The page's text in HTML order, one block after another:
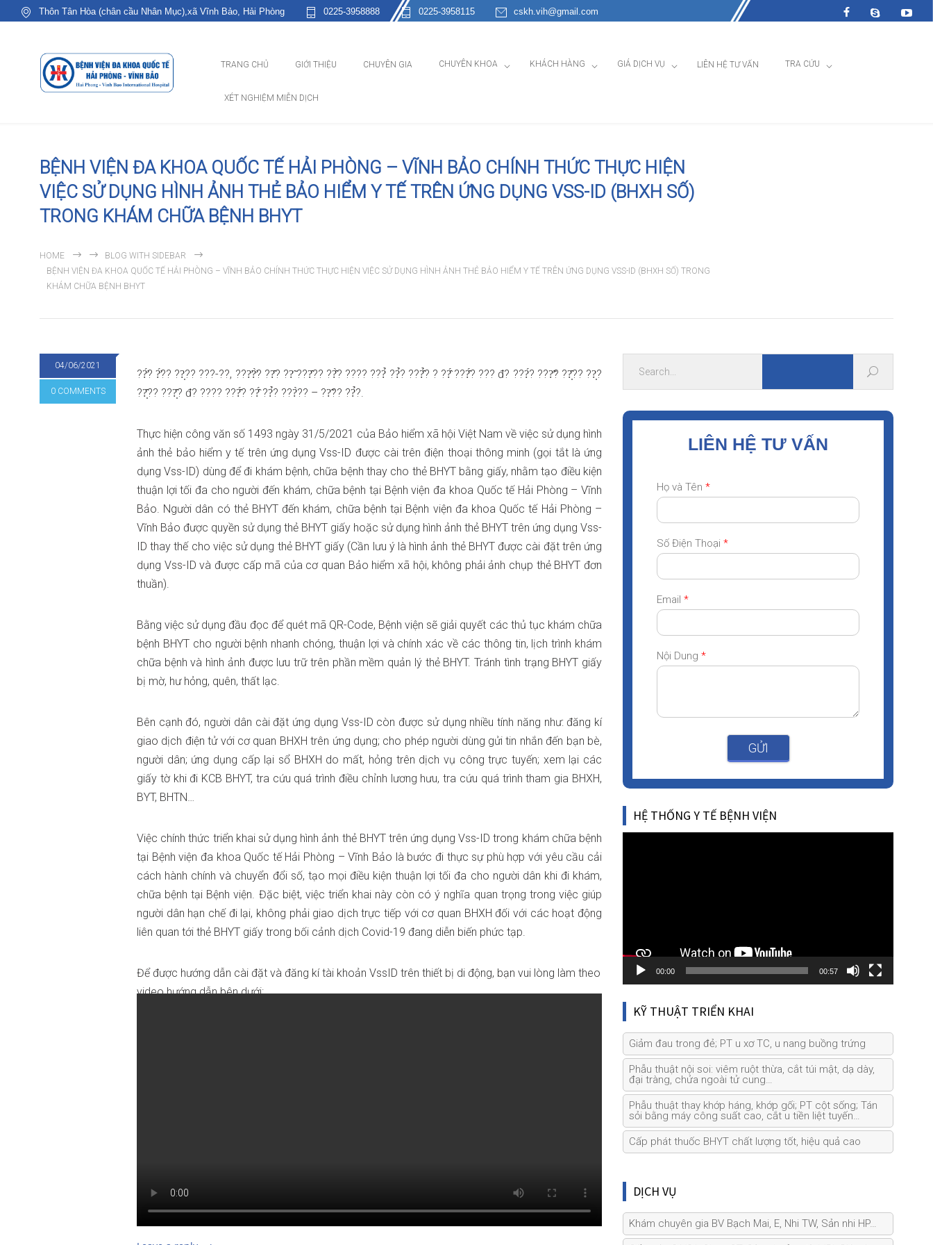
Thôn Tân Hòa (chân cầu Nhân Mục),xã Vĩnh Bảo, Hải Phòng 0225-3958888 0225-3958115 cskh.vih@gmail.com
TRANG CHỦ GIỚI THIỆU CHUYÊN GIA CHUYÊN KHOA KHÁCH HÀNG GIÁ DỊCH VỤ LIÊN HỆ TƯ VẤN TRA CỨU
XÉT NGHIỆM MIỄN DỊCH
BỆNH VIỆN ĐA KHOA QUỐC TẾ HẢI PHÒNG – VĨNH BẢO CHÍNH THỨC THỰC HIỆN
VIỆC SỬ DỤNG HÌNH ẢNH THẺ BẢO HIỂM Y TẾ TRÊN ỨNG DỤNG VSS-ID (BHXH SỐ)
TRONG KHÁM CHỮA BỆNH BHYT
HOME
BLOG WITH SIDEBAR
BỆNH VIỆN ĐA KHOA QUỐC TẾ HẢI PHÒNG – VĨNH BẢO CHÍNH THỨC THỰC HIỆN VIỆC SỬ DỤNG HÌNH ẢNH THẺ BẢO HIỂM Y TẾ TRÊN ỨNG DỤNG VSS-ID (BHXH SỐ) TRONG
KHÁM CHỮA BỆNH BHYT
04/06/2021
0 COMMENTS
??̛́? ?̛́?? ??̣?? ???-??, ???̛?̛̀? ??̂? ??̃ ???̂?? ??̂̀? ???? ???̉ ??̉? ???̂̉? ? ??̂́ ???̂́? ??? đ? ???́? ???̛̃? ??̣̂?? ??̣?
??̣̂?? ???̣̂? đ? ???? ???̂́? ??̂́ ??̉? ???̀?? – ??̃?? ??̉?.
Thực hiện công văn số 1493 ngày 31/5/2021 của Bảo hiểm xã hội Việt Nam về việc sử dụng hình
ảnh thẻ bảo hiểm y tế trên ứng dụng Vss-ID được cài trên điện thoại thông minh (gọi tắt là ứng
dụng Vss-ID) dùng để đi khám bệnh, chữa bệnh thay cho thẻ BHYT bằng giấy, nhằm tạo điều kiện
thuận lợi tối đa cho người đến khám, chữa bệnh tại Bệnh viện đa khoa Quốc tế Hải Phòng – Vĩnh
Bảo. Người dân có thẻ BHYT đến khám, chữa bệnh tại Bệnh viện đa khoa Quốc tế Hải Phòng –
Vĩnh Bảo được quyền sử dụng thẻ BHYT giấy hoặc sử dụng hình ảnh thẻ BHYT trên ứng dụng Vss-
ID thay thế cho việc sử dụng thẻ BHYT giấy (Cần lưu ý là hình ảnh thẻ BHYT được cài đặt trên ứng
dụng Vss-ID và được cấp mã của cơ quan Bảo hiểm xã hội, không phải ảnh chụp thẻ BHYT đơn
thuần).
Bằng việc sử dụng đầu đọc để quét mã QR-Code, Bệnh viện sẽ giải quyết các thủ tục khám chữa
bệnh BHYT cho người bệnh nhanh chóng, thuận lợi và chính xác về các thông tin, lịch trình khám
chữa bệnh và hình ảnh được lưu trữ trên phần mềm quản lý thẻ BHYT. Tránh tình trạng BHYT giấy
bị mờ, hư hỏng, quên, thất lạc.
Bên cạnh đó, người dân cài đặt ứng dụng Vss-ID còn được sử dụng nhiều tính năng như: đăng kí
giao dịch điện tử với cơ quan BHXH trên ứng dụng; cho phép người dùng gửi tin nhắn đến bạn bè,
người dân; ứng dụng cấp lại sổ BHXH do mất, hỏng trên dịch vụ công trực tuyến; xem lại các
giấy tờ khi đi KCB BHYT, tra cứu quá trình điều chỉnh lương hưu, tra cứu quá trình tham gia BHXH,
BYT, BHTN…
Việc chính thức triển khai sử dụng hình ảnh thẻ BHYT trên ứng dụng Vss-ID trong khám chữa bệnh
tại Bệnh viện đa khoa Quốc tế Hải Phòng – Vĩnh Bảo là bước đi thực sự phù hợp với yêu cầu cải
cách hành chính và chuyển đổi số, tạo mọi điều kiện thuận lợi tối đa cho người dân khi đi khám,
chữa bệnh tại Bệnh viện. Đặc biệt, việc triển khai này còn có ý nghĩa quan trọng trong việc giúp
người dân hạn chế đi lại, không phải giao dịch trực tiếp với cơ quan BHXH đối với các hoạt động
liên quan tới thẻ BHYT giấy trong bối cảnh dịch Covid-19 đang diễn biến phức tạp.
Để được hướng dẫn cài đặt và đăng kí tài khoản VssID trên thiết bị di động, bạn vui lòng làm theo
video hướng dẫn bên dưới:
LIÊN HỆ TƯ VẤN
Họ và Tên *
Số Điện Thoại *
Email *
Nội Dung *
GỬI
HỆ THỐNG Y TẾ BỆNH VIỆN
Video
00:00 00:57
KỸ THUẬT TRIỂN KHAI
Giảm đau trong đẻ; PT u xơ TC, u nang buồng trứng
Phẫu thuật nội soi: viêm ruột thừa, cắt túi mật, dạ dày,
đại tràng, chửa ngoài tử cung…
Phẫu thuật thay khớp háng, khớp gối; PT cột sống; Tán
sỏi bằng máy công suất cao, cắt u tiền liệt tuyến…
Cấp phát thuốc BHYT chất lượng tốt, hiệu quả cao
DỊCH VỤ
Khám chuyên gia BV Bạch Mai, E, Nhi TW, Sản nhi HP…